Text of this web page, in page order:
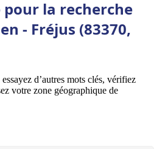
la recherche
- Fréjus (83370,
d’autres mots clés, vérifiez
votre zone géographique de